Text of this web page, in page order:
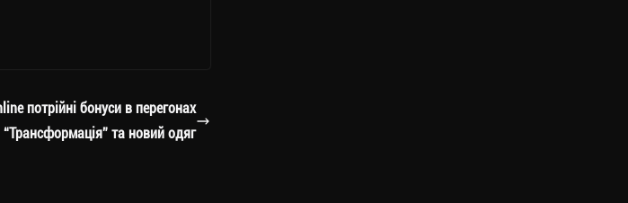
потрійні бонуси в перегонах
“Трансформація” та новий одяг